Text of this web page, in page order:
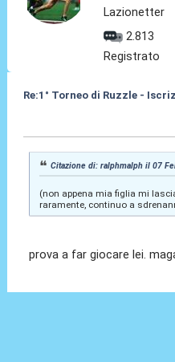
Lazionetter
2.813
Registrato
Re:1° Torneo di Ruzzle -
Citazione di: ralphmalph il 07
(non appena mia figlia mi
raramente, continuo a
prova a far giocare lei.